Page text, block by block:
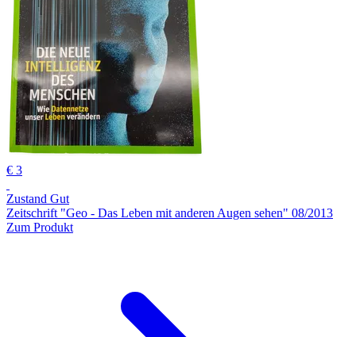
€ 3
Zustand Gut
Zeitschrift "Geo - Das Leben mit anderen Augen sehen" 08/2013
Zum Produkt